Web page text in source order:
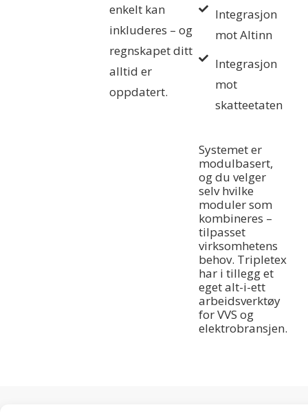
enkelt kan
inkluderes – og
regnskapet ditt
alltid er
oppdatert.
Integrasjon
mot Altinn
Integrasjon
mot
skatteetaten
Systemet er
modulbasert,
og du velger
selv hvilke
moduler som
kombineres –
tilpasset
virksomhetens
behov. Tripletex
har i tillegg et
eget alt-i-ett
arbeidsverktøy
for VVS og
elektrobransjen.